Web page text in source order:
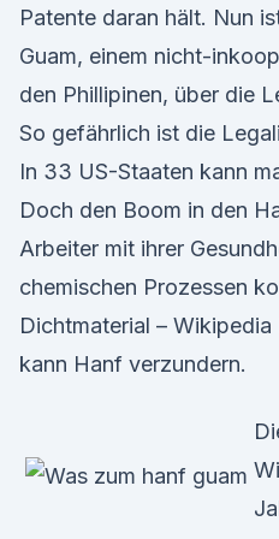
Patente daran hält. Nun
Guam, einem nicht-
den Phillipinen, über die
So gefährlich ist die
In 33 US-Staaten kann
Doch den Boom in den
Arbeiter mit ihrer
chemischen Prozessen
Dichtmaterial –
kann Hanf verzundern.